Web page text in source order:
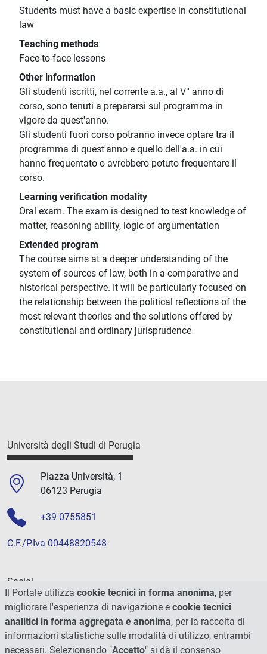
Students must have a basic expertise in constitutional
law
Teaching methods
Face-to-face lessons
Other information
Gli studenti iscritti, nel corrente a.a., al V° anno di
corso, sono tenuti a prepararsi sul programma in
vigore da quest'anno.
Gli studenti fuori corso potranno invece optare tra il
programma di quest'anno e quello dell'a.a. in cui
hanno frequentato o avrebbero potuto frequentare il
corso.
Learning verification modality
Oral exam. The exam is designed to test knowledge of
matter, reasoning ability, logic of argumentation
Extended program
The course aims at a deeper understanding of the
system of sources of law, both in a comparative and
historical perspective. It will be particularly focused on
the relationship between the political reflections of the
most relevant theories and the solutions offered by
constitutional and ordinary jurisprudence
Università degli Studi di Perugia
Piazza Università, 1
06123 Perugia
+39 0755851
C.F./P.Iva 00448820548
Social
Il Portale utilizza cookie tecnici in forma anonima, per
migliorare l'esperienza di navigazione e cookie tecnici
analitici in forma aggregata e anonima, per la raccolta di
informazioni statistiche sulle modalità di utilizzo, entrambi
necessari. Selezionando "Accetto" si dà il consenso